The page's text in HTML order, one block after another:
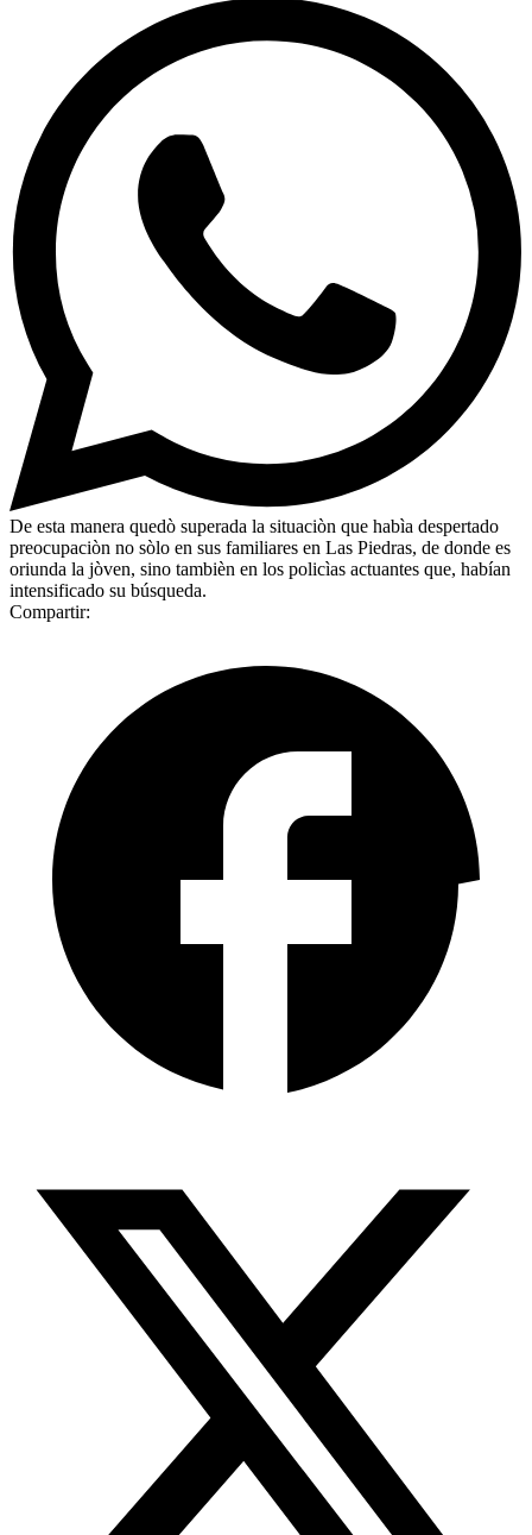
De esta manera quedò superada la situaciòn que habìa despertado
preocupaciòn no sòlo en sus familiares en Las Piedras, de donde es
oriunda la jòven, sino tambièn en los policìas actuantes que, habían
intensificado su búsqueda.
Compartir: